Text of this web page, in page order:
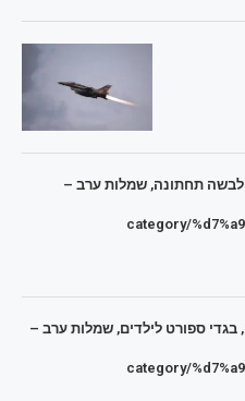
הלבשה תחתונה, שמלות ערב –
category/
בגדי ספורט לילדים, שמלות ערב –
category/